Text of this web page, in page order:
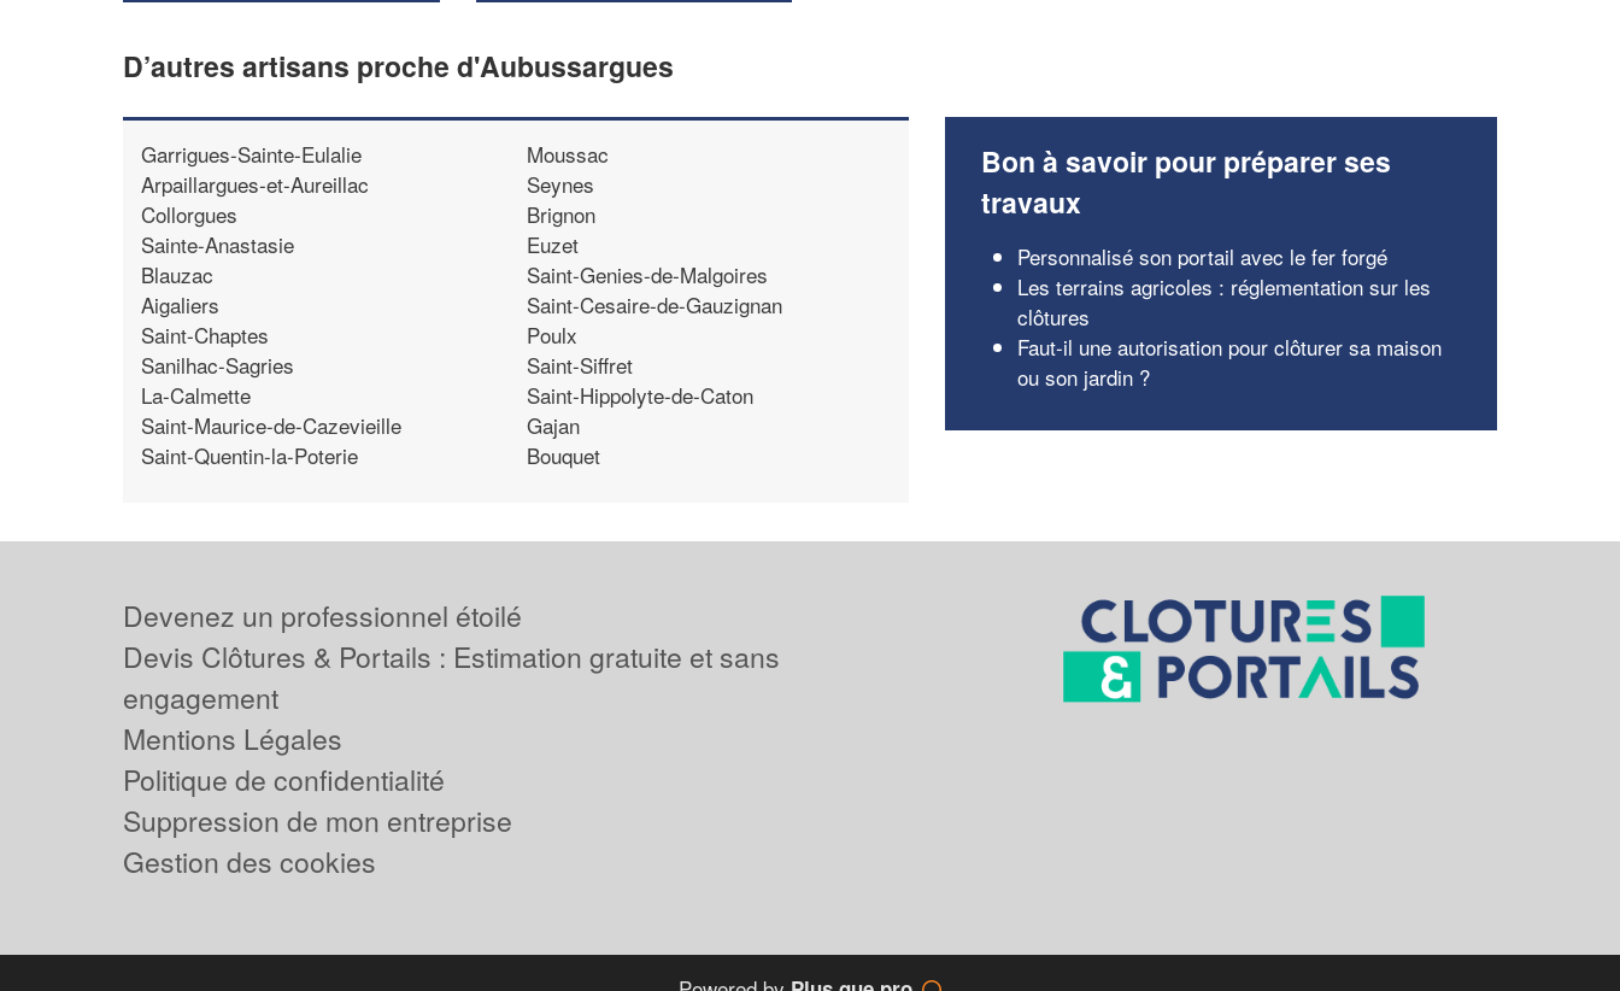
D’autres artisans proche d'Aubussargues
Garrigues-Sainte-Eulalie
Arpaillargues-et-Aureillac
Collorgues
Sainte-Anastasie
Blauzac
Aigaliers
Saint-Chaptes
Sanilhac-Sagries
La-Calmette
Saint-Maurice-de-Cazevieille
Saint-Quentin-la-Poterie
Moussac
Seynes
Brignon
Euzet
Saint-Genies-de-Malgoires
Saint-Cesaire-de-Gauzignan
Poulx
Saint-Siffret
Saint-Hippolyte-de-Caton
Gajan
Bouquet
Bon à savoir pour préparer ses
travaux
Personnalisé son portail avec le fer forgé
Les terrains agricoles : réglementation sur les
clôtures
Faut-il une autorisation pour clôturer sa maison
ou son jardin ?
Devenez un professionnel étoilé
Devis Clôtures & Portails : Estimation gratuite et sans
engagement
Mentions Légales
Politique de confidentialité
Suppression de mon entreprise
Gestion des cookies